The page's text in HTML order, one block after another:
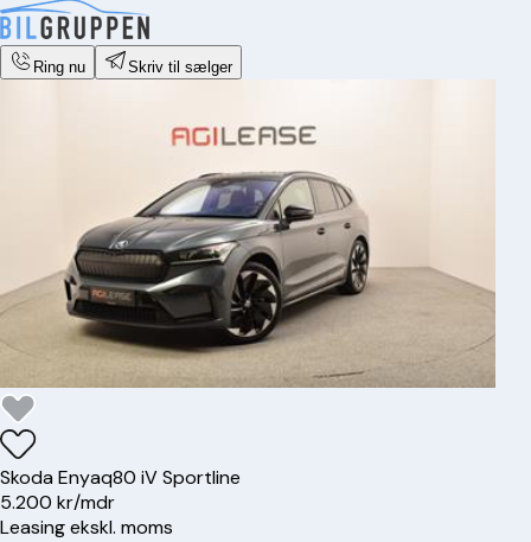
Ring nu Skriv til sælger
SkodaEnyaq80 iV Sportline
5.200 kr/mdr
Leasing ekskl. moms